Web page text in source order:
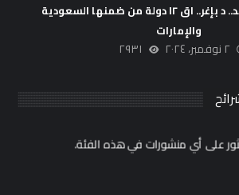
کا.. ړثة جوية تهد.. د بإغر.. اق ١٢ دولة من ضمنها السعودية
والإمارات
٢ نوفمبر، ٢٠٢٤ ٢٩٣١
على أي منشورات في هذه الفئة.